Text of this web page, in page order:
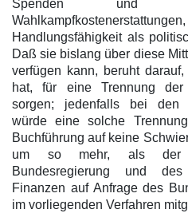
Spenden und
Handlungsfähigkeit als
Daß sie bislang über diese
verfügen kann, beruht
hat, für eine Trennung der
sorgen; jedenfalls bei den
würde eine solche
Buchführung auf keine
um so mehr, als der
Bundesregierung und
Finanzen auf Anfrage des
im vorliegenden Verfahren